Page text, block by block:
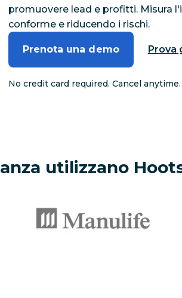
promuovere lead e profitti. Misura
conforme e riducendo i rischi.
Prenota una demo Prova
No credit card required. Cancel anytime.
utilizzano